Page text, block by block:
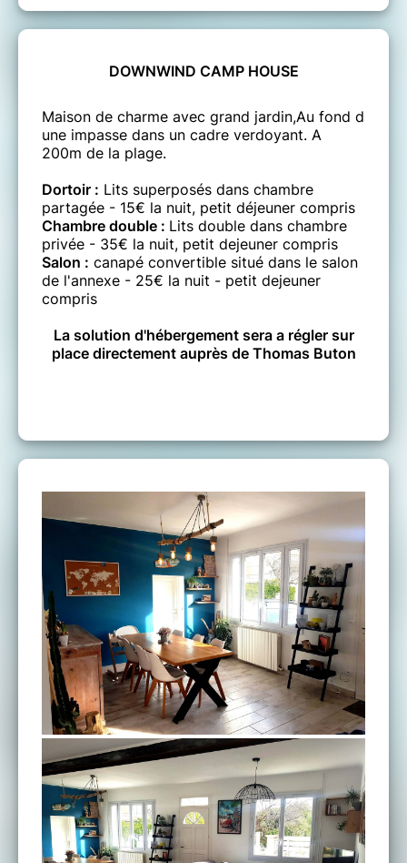
DOWNWIND CAMP HOUSE
Maison de charme avec grand jardin,Au fond d
une impasse dans un cadre verdoyant. A
200m de la plage.
Dortoir : Lits superposés dans chambre
partagée - 15€ la nuit, petit déjeuner compris
Chambre double : Lits double dans chambre
privée - 35€ la nuit, petit dejeuner compris
Salon : canapé convertible situé dans le salon
de l'annexe - 25€ la nuit - petit dejeuner
compris
La solution d'hébergement sera a régler sur
place directement auprès de Thomas Buton